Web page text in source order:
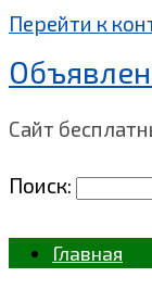
Перейти к
Сайт
Поиск:
Главная